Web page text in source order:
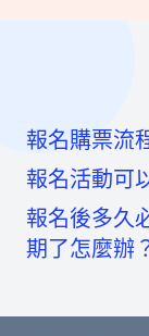
報名購票流
至活動頁
訊頁點選
入。（若
報名活動可
信用卡：
報名後多久
期了怎麼辦